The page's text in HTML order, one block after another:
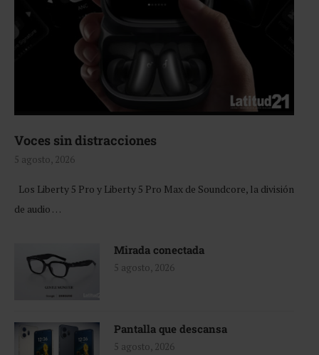
Voces sin distracciones
5 agosto, 2026
Los Liberty 5 Pro y Liberty 5 Pro Max de Soundcore, la división
de audio …
Mirada conectada
5 agosto, 2026
Pantalla que descansa
5 agosto, 2026